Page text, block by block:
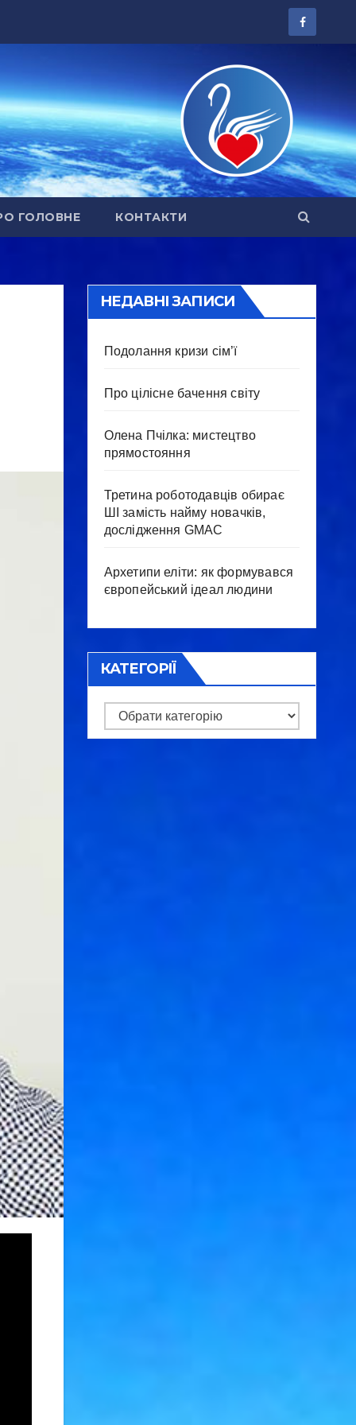
ГОЛОВНЕ КОНТАКТИ
НЕДАВНІ ЗАПИСИ
Подолання кризи сім’ї
Про цілісне бачення світу
Олена Пчілка: мистецтво
прямостояння
Третина роботодавців обирає
ШІ замість найму новачків,
дослідження GMAC
Архетипи еліти: як формувався
європейський ідеал людини
КАТЕГОРІЇ
Категорії